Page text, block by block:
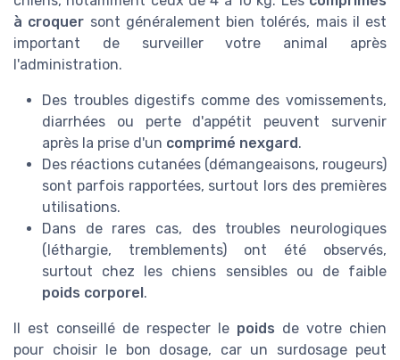
à croquer sont généralement bien tolérés, mais il est
important de surveiller votre animal après
l'administration.
Des troubles digestifs comme des vomissements,
diarrhées ou perte d'appétit peuvent survenir
après la prise d'un comprimé nexgard .
Des réactions cutanées (démangeaisons, rougeurs)
sont parfois rapportées, surtout lors des premières
utilisations.
Dans de rares cas, des troubles neurologiques
(léthargie, tremblements) ont été observés,
surtout chez les chiens sensibles ou de faible
poids corporel .
Il est conseillé de respecter le poids de votre chien
pour choisir le bon dosage, car un surdosage peut